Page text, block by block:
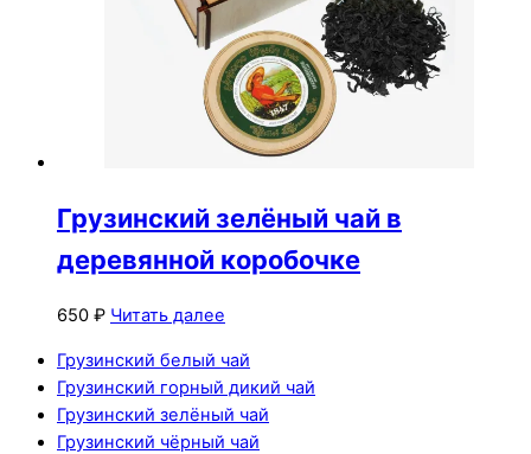
Грузинский зелёный чай в
деревянной коробочке
650 ₽ Читать далее
Грузинский белый чай
Грузинский горный дикий чай
Грузинский зелёный чай
Грузинский чёрный чай